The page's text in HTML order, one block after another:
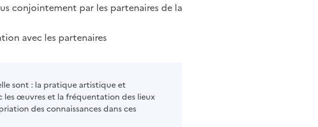
conjointement par les partenaires de la
avec les partenaires
sont : la pratique artistique et
les œuvres et la fréquentation des lieux
des connaissances dans ces